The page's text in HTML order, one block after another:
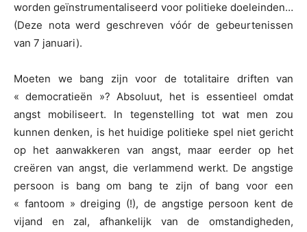
worden geïnstrumentaliseerd voor politieke doeleinden…
(Deze nota werd geschreven vóór de gebeurtenissen
van 7 januari).
Moeten we bang zijn voor de totalitaire driften van
« democratieën »? Absoluut, het is essentieel omdat
angst mobiliseert. In tegenstelling tot wat men zou
kunnen denken, is het huidige politieke spel niet gericht
op het aanwakkeren van angst, maar eerder op het
creëren van angst, die verlammend werkt. De angstige
persoon is bang om bang te zijn of bang voor een
« fantoom » dreiging (!), de angstige persoon kent de
vijand en zal, afhankelijk van de omstandigheden,